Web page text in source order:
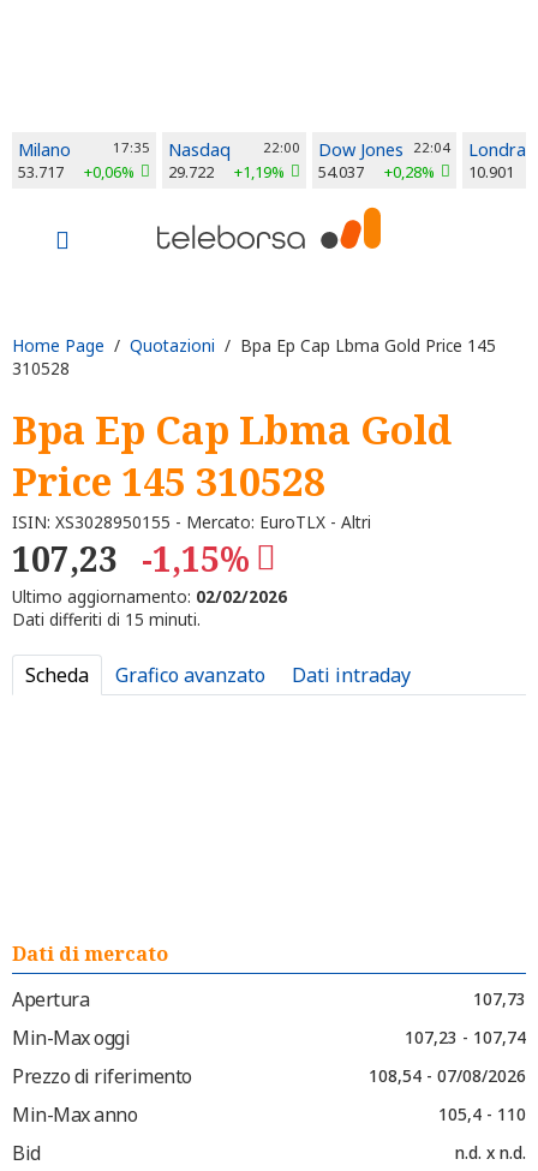
Milano 17:35
53.717 +0,06%
Nasdaq 22:00
29.722 +1,19%
Dow Jones 22:04
54.037 +0,28%
Londra
10.901
Home Page / Quotazioni / Bpa Ep Cap Lbma Gold Price 145
310528
Bpa Ep Cap Lbma Gold
Price 145 310528
ISIN: XS3028950155 - Mercato: EuroTLX - Altri
107,23 -1,15%
Ultimo aggiornamento: 02/02/2026
Dati differiti di 15 minuti.
Scheda Grafico avanzato Dati intraday
Dati di mercato
Apertura
107,73
Min-Max oggi 107,23 - 107,74
Prezzo di riferimento 108,54 - 07/08/2026
Min-Max anno 105,4 - 110
Bid n.d. x n.d.